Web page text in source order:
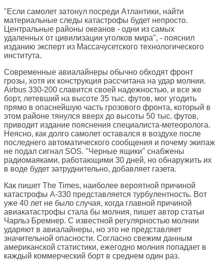
"Если самолет затонул посреди Атлантики, найти
материальные следы катастрофы будет непросто.
Центральные районы океанов - одни из самых
удаленных от цивилизации уголков мира", - пояснил
изданию эксперт из Массачусетского технологического
института.
Современные авиалайнеры обычно обходят фронт
грозы, хотя их конструкция рассчитана на удар молнии.
Airbus 330-200 славится своей надежностью, и все же
борт, летевший на высоте 35 тыс. футов, мог угодить
прямо в опаснейшую часть грозового фронта, который в
этом районе тянулся вверх до высоты 50 тыс. футов,
приводит издание пояснения специалиста-метеоролога.
Неясно, как долго самолет оставался в воздухе после
последнего автоматического сообщения и почему экипаж
не подал сигнал SOS. "Черные ящики" снабжены
радиомаяками, работающими 30 дней, но обнаружить их
в воде будет затруднительно, добавляет газета.
Как пишет The Times, наиболее вероятной причиной
катастрофы А-330 представляется турбулентность. Вот
уже 40 лет не было случая, когда главной причиной
авиакатастрофы стала бы молния, пишет автор статьи
Чарльз Бремнер. С известной регулярностью молнии
ударяют в авиалайнеры, но это не представляет
значительной опасности. Согласно свежим данным
американской статистики, ежегодно молния попадает в
каждый коммерческий борт в среднем один раз.